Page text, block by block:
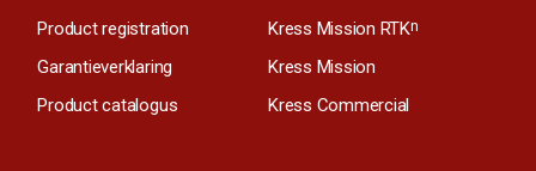
Product registration
Garantieverklaring
Product catalogus
Kress Mission RTKn
Kress Mission
Kress Commercial